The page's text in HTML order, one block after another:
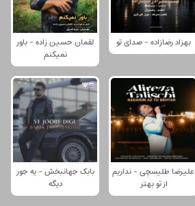
بهزاد رضازاده - صدای تو
لقمان حسین زاده - باور
نمیکنم
علیرضا طلیسچی - نداریم
از تو بهتر
بابک جهانبخش - یه جور
دیگه